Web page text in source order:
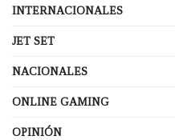
INTERNACIONALES
JET SET
NACIONALES
ONLINE GAMING
OPINIÓN